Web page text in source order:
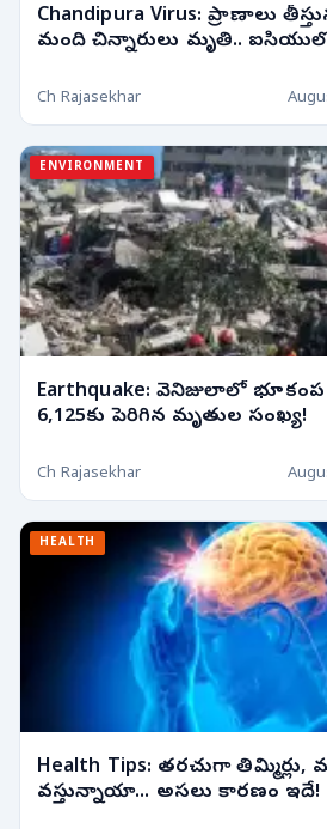
Chandipura Virus: ప్రాణాలు
మంది చిన్నారులు మృతి..
Ch Rajasekhar
ENVIRONMENT
Earthquake: వెనిజులాలో భూకంప
6,125కు పెరిగిన మృతుల సంఖ్య!
Ch Rajasekhar
HEALTH
Health Tips: తరచుగా తిమ్మిర్లు,
వస్తున్నాయా... అసలు కారణం ఇదే!